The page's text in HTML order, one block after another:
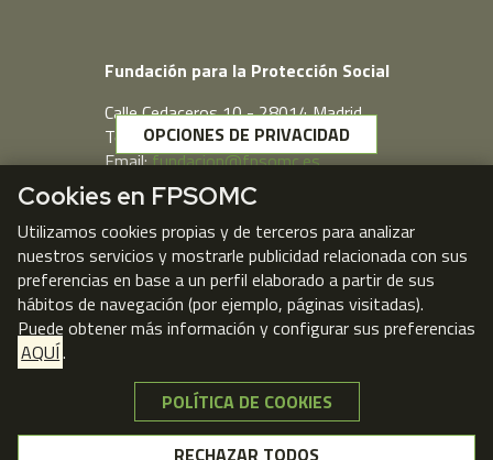
Fundación para la Protección Social
Calle Cedaceros,10 - 28014 Madrid
Telf. 91 431 77 80
Email:fundacion@fpsomc.es
Webmail
OPCIONES DE PRIVACIDAD
Cookies en FPSOMC
Utilizamos cookies propias y de terceros para analizar
nuestros servicios y mostrarle publicidad relacionada con sus
preferencias en base a un perfil elaborado a partir de sus
hábitos de navegación (por ejemplo, páginas visitadas).
Puede obtener más información y configurar sus preferencias
AQUÍ.
POLÍTICA DE COOKIES
RECHAZAR TODOS
NO, GRACIAS